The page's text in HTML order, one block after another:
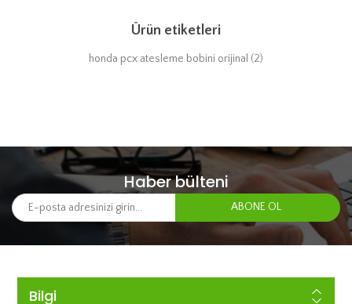
Ürün etiketleri
honda pcx atesleme bobini orijinal (2)
Haber bülteni
Bilgi